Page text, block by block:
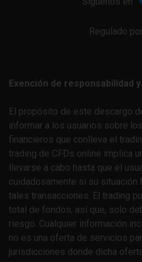
Regulado
Exención de responsabilidad
El propósito de este descargo
informar a los usuarios sobre
financieros que conlleva el
trading de CFDs online implica
llevarse a cabo hasta que el
cuidadosamente si su situación
tales transacciones. El trading
total de fondos, así que, solo
riesgo. Cualquier información
no es una oferta de servicios
jurisdicciones donde dicha